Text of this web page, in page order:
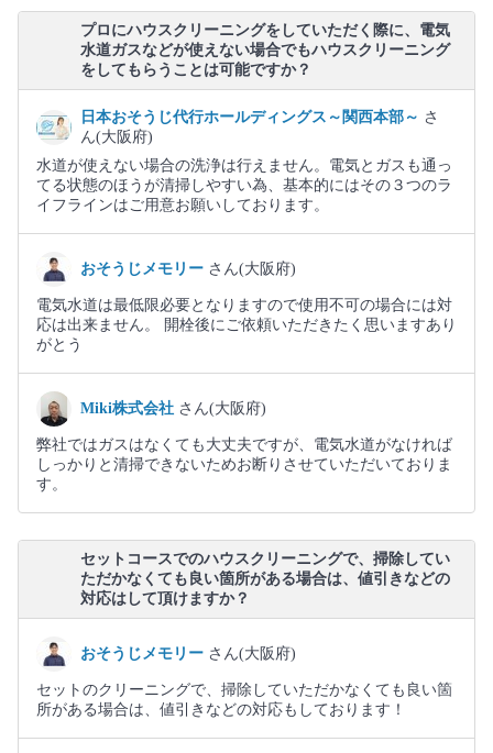
プロにハウスクリーニングをしていただく際に、電気
水道ガスなどが使えない場合でもハウスクリーニング
をしてもらうことは可能ですか？
日本おそうじ代行ホールディングス～関西本部～ さ
ん(大阪府)
水道が使えない場合の洗浄は行えません。電気とガスも通っ
てる状態のほうが清掃しやすい為、基本的にはその３つのラ
イフラインはご用意お願いしております。
おそうじメモリー さん(大阪府)
電気水道は最低限必要となりますので使用不可の場合には対
応は出来ません。 開栓後にご依頼いただきたく思いますあり
がとう
Miki株式会社 さん(大阪府)
弊社ではガスはなくても大丈夫ですが、電気水道がなければ
しっかりと清掃できないためお断りさせていただいておりま
す。
セットコースでのハウスクリーニングで、掃除してい
ただかなくても良い箇所がある場合は、値引きなどの
対応はして頂けますか？
おそうじメモリー さん(大阪府)
セットのクリーニングで、掃除していただかなくても良い箇
所がある場合は、値引きなどの対応もしております！